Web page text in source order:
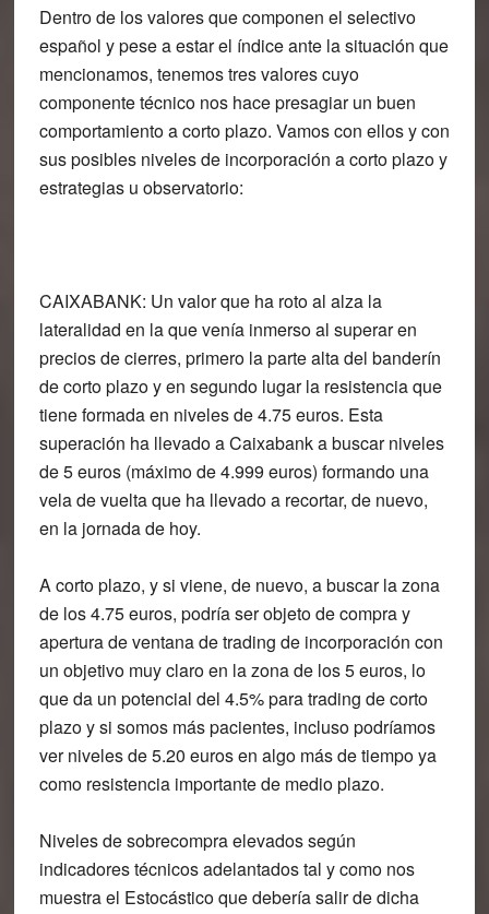
Dentro de los valores que componen el selectivo
español y pese a estar el índice ante la situación que
mencionamos, tenemos tres valores cuyo
componente técnico nos hace presagiar un buen
comportamiento a corto plazo. Vamos con ellos y con
sus posibles niveles de incorporación a corto plazo y
estrategias u observatorio:
CAIXABANK: Un valor que ha roto al alza la
lateralidad en la que venía inmerso al superar en
precios de cierres, primero la parte alta del banderín
de corto plazo y en segundo lugar la resistencia que
tiene formada en niveles de 4.75 euros. Esta
superación ha llevado a Caixabank a buscar niveles
de 5 euros (máximo de 4.999 euros) formando una
vela de vuelta que ha llevado a recortar, de nuevo,
en la jornada de hoy.
A corto plazo, y si viene, de nuevo, a buscar la zona
de los 4.75 euros, podría ser objeto de compra y
apertura de ventana de trading de incorporación con
un objetivo muy claro en la zona de los 5 euros, lo
que da un potencial del 4.5% para trading de corto
plazo y si somos más pacientes, incluso podríamos
ver niveles de 5.20 euros en algo más de tiempo ya
como resistencia importante de medio plazo.
Niveles de sobrecompra elevados según
indicadores técnicos adelantados tal y como nos
muestra el Estocástico que debería salir de dicha